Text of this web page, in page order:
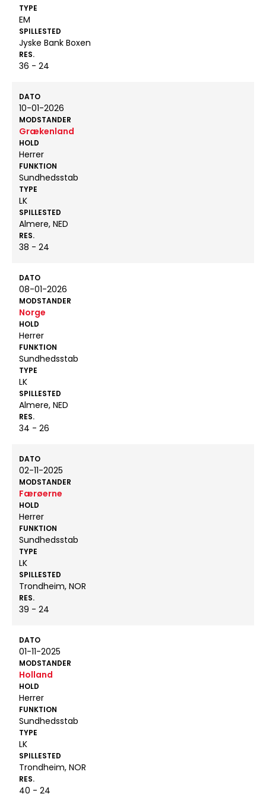
TYPE
EM
SPILLESTED
Jyske Bank Boxen
RES.
36 - 24
DATO
10-01-2026
MODSTANDER
Grækenland
HOLD
Herrer
FUNKTION
Sundhedsstab
TYPE
LK
SPILLESTED
Almere, NED
RES.
38 - 24
DATO
08-01-2026
MODSTANDER
Norge
HOLD
Herrer
FUNKTION
Sundhedsstab
TYPE
LK
SPILLESTED
Almere, NED
RES.
34 - 26
DATO
02-11-2025
MODSTANDER
Færøerne
HOLD
Herrer
FUNKTION
Sundhedsstab
TYPE
LK
SPILLESTED
Trondheim, NOR
RES.
39 - 24
DATO
01-11-2025
MODSTANDER
Holland
HOLD
Herrer
FUNKTION
Sundhedsstab
TYPE
LK
SPILLESTED
Trondheim, NOR
RES.
40 - 24